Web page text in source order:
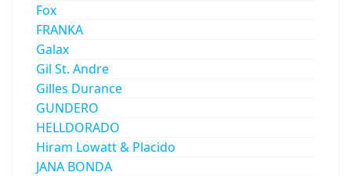
Fox
FRANKA
Galax
Gil St. Andre
Gilles Durance
GUNDERO
HELLDORADO
Hiram Lowatt & Placido
JANA BONDA